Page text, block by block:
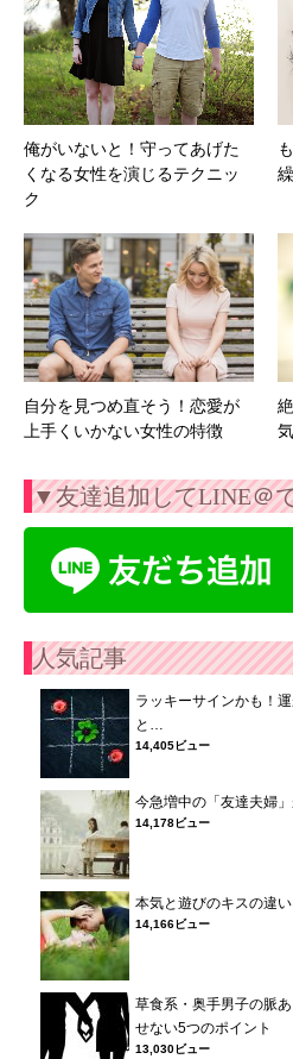
俺がいないと！守ってあげた
くなる女性を演じるテクニッ
ク
自分を見つめ直そう！恋愛が
上手くいかない女性の特徴
▼友達追加してLINE＠
人気記事
ラッキーサインかも！
と…
14,405ビュー
今急増中の「友達夫婦
14,178ビュー
本気と遊びのキスの違
14,166ビュー
草食系・奥手男子の脈
せない5つのポイント
13,030ビュー